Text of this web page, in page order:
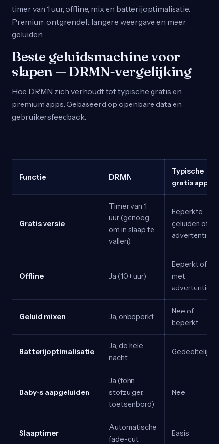
timer van 1 uur, offline, mix en batterijoptimalisatie.
Premium ontgrendelt langere weergave en meer
geluiden.
Beste geluidsmachine voor
slapen — DRMN-vergelijking
Hoe DRMN zich verhoudt tot typische gratis en
premium apps. Gebaseerd op openbare data en
gebruikersfeedback.
Functie DRMN
Typische
gratis apps
Gratis versie
Timer van 1
uur (genoeg
om in slaap te
vallen)
Beperkte
geluiden of
advertenties
Offline Ja (10+ uur)
Beperkt of
met
advertenties
Geluid mixen Ja, onbeperkt
Nee of
beperkt
Batterijoptimalisatie
Ja, de hele
nacht
Gedeeltelijk
Baby-slaapgeluiden
Ja (föhn,
stofzuiger,
toetsenbord)
Nee
Slaaptimer
Automatische
fade-out
Basis